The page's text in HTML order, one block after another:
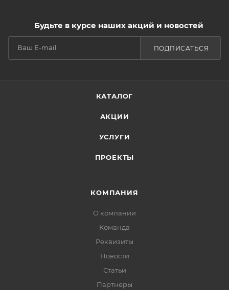
Будьте в курсе наших акций и новостей
ПОДПИСАТЬСЯ
КАТАЛОГ
АКЦИИ
УСЛУГИ
ПРОЕКТЫ
КОМПАНИЯ
О компании
Команда
Реквизиты
Новости
Статьи
Партнеры